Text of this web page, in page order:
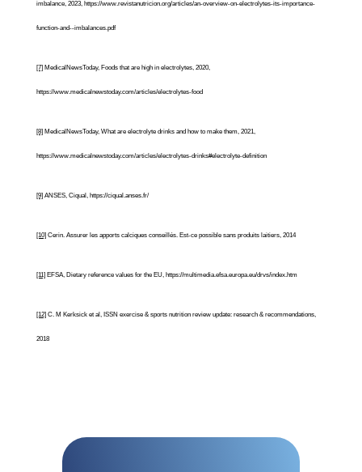
imbalance, 2023, https://www.revistanutricion.org/articles/an-overview-on-electrolytes-its-importance-
function-and--imbalances.pdf
[7] MedicalNewsToday, Foods that are high in electrolytes, 2020,
https://www.medicalnewstoday.com/articles/electrolytes-food
[8] MedicalNewsToday, What are electrolyte drinks and how to make them, 2021,
https://www.medicalnewstoday.com/articles/electrolytes-drinks#electrolyte-definition
[9] ANSES, Ciqual, https://ciqual.anses.fr/
[10] Cerin. Assurer les apports calciques conseillés. Est-ce possible sans produits laitiers, 2014
[11] EFSA, Dietary reference values for the EU, https://multimedia.efsa.europa.eu/drvs/index.htm
[12] C. M Kerksick et al, ISSN exercise & sports nutrition review update: research & recommendations,
2018